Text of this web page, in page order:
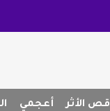
قص الأثر أعجمي